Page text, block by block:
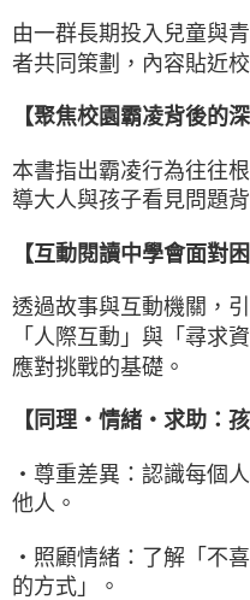
由一群長期投入兒童與
者共同策劃，內容貼近
【聚焦校園霸凌背後的深
本書指出霸凌行為往往
導大人與孩子看見問題
【互動閱讀中學會面對
透過故事與互動機關，
「人際互動」與「尋求
應對挑戰的基礎。
【同理‧情緒‧求助：孩
・尊重差異：認識每個
他人。
・照顧情緒：了解「不
的方式」。